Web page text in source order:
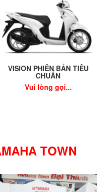
VISION PHIÊN BẢN TIÊU
CHUẨN
Vui lòng gọi...
TOWN